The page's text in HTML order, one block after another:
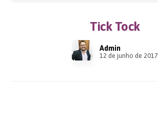
Tick Tock
Admin
12 de junho de 2017